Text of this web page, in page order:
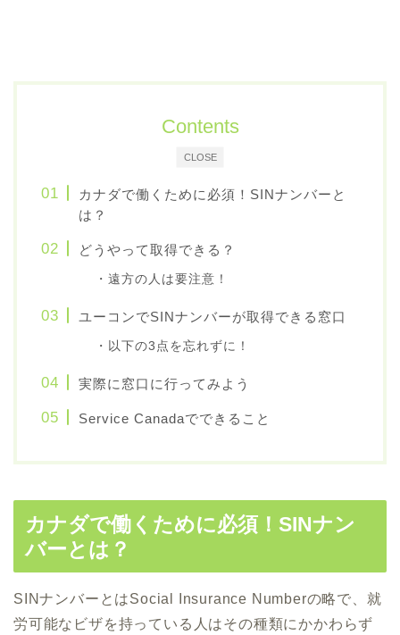
CLOSE
Contents
カナダで働くために必須！SINナンバーと
は？
どうやって取得できる？
・遠方の人は要注意！
ユーコンでSINナンバーが取得できる窓口
・以下の3点を忘れずに！
実際に窓口に行ってみよう
Service Canadaでできること
カナダで働くために必須！SINナン
バーとは？
SINナンバーとはSocial Insurance Numberの略で、就
労可能なビザを持っている人はその種類にかかわらず